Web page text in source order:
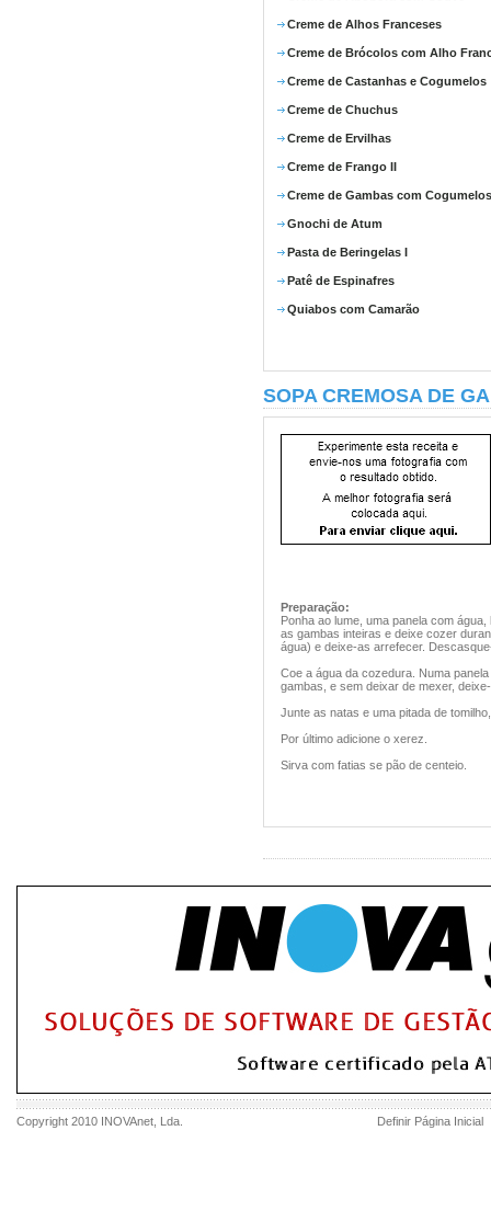
Creme de Alhos Franceses
Creme de Brócolos com Alho
Creme de Castanhas e Cogumelos
Creme de Chuchus
Creme de Ervilhas
Creme de Frango II
Creme de Gambas com Cogumelos
Gnochi de Atum
Pasta de Beringelas I
Patê de Espinafres
Quiabos com Camarão
SOPA CREMOSA DE
Preparação:
Ponha ao lume, uma panela com
as gambas inteiras e deixe cozer
água) e deixe-as arrefecer.
Coe a água da cozedura. Numa
gambas, e sem deixar de mexer,
Junte as natas e uma pitada de
Por último adicione o xerez.
Sirva com fatias se pão de centeio.
Copyright 2010 INOVAnet , Lda. Definir Página Inicial